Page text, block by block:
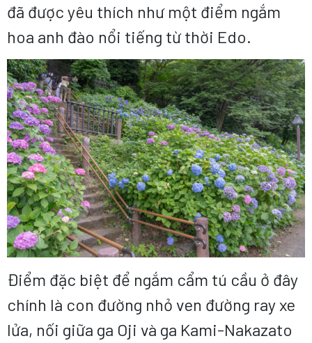
đã được yêu thích như một điểm ngắm
hoa anh đào nổi tiếng từ thời Edo.
Điểm đặc biệt để ngắm cẩm tú cầu ở đây
chính là con đường nhỏ ven đường ray xe
lửa, nối giữa ga Oji và ga Kami-Nakazato